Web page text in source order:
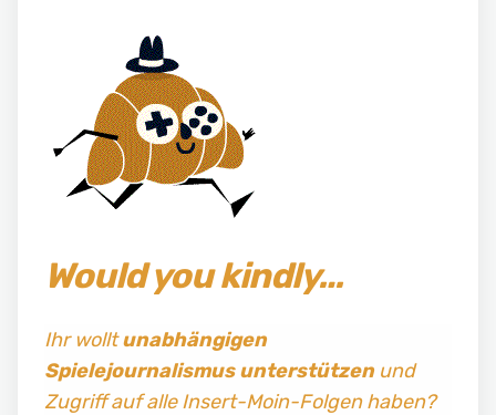
Would you kindly…
Ihr wolltunabhängigen
Spielejournalismus unterstützenund
Zugriff auf alle Insert-Moin-Folgen haben?